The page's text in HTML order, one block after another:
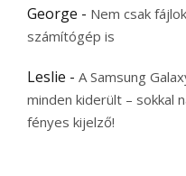
George - Nem csak
számítógép is
Leslie - A Samsung
minden kiderült – sokkal
fényes kijelző!